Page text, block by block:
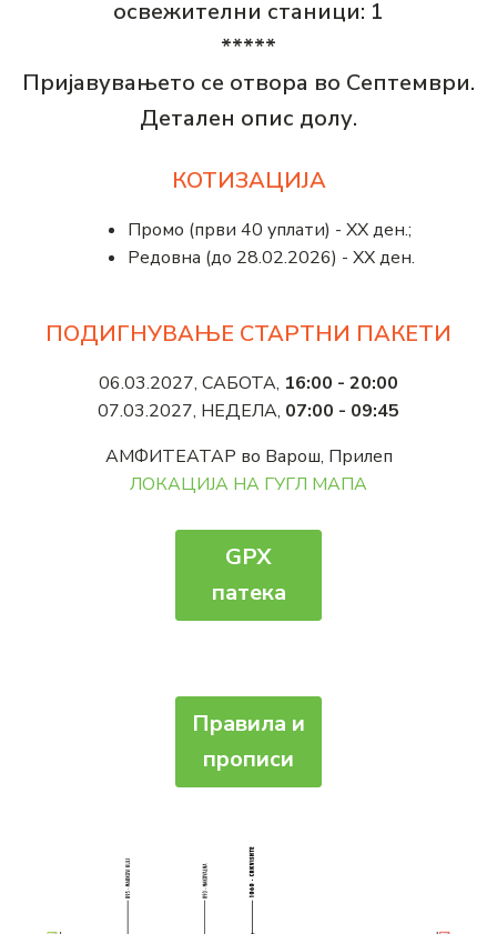
освежителни станици: 1
*****
Пријавувањето се отвора во Септември.
Детален опис долу.
КОТИЗАЦИЈА
Промо (први 40 уплати) - ХХ ден.;
Редовна (до 28.02.2026) - ХХ ден.
ПОДИГНУВАЊЕ СТАРТНИ ПАКЕТИ
06.03.2027, САБОТА, 16:00 - 20:00
07.03.2027, НЕДЕЛА, 07:00 - 09:45
АМФИТЕАТАР во Варош, Прилеп
ЛОКАЦИЈА НА ГУГЛ МАПА
GPX
патека
Правила и
прописи